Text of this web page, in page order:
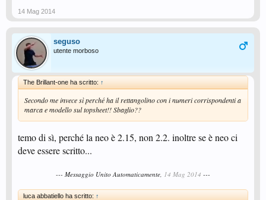
14 Mag 2014
seguso
utente morboso
The Brillant-one ha scritto: ↑
Secondo me invece sì perché ha il rettangolino con i numeri corrispondenti a
marca e modello sul topsheet!! Sbaglio??
temo di sì, perché la neo è 2.15, non 2.2. inoltre se è neo ci
deve essere scritto...
--- Messaggio Unito Automaticamente, 14 Mag 2014 ---
luca abbatiello ha scritto: ↑